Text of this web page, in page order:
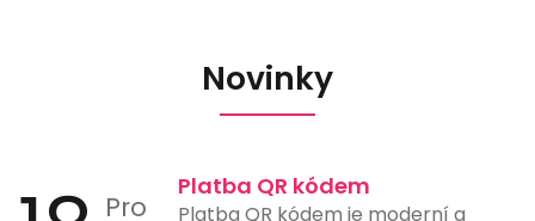
Novinky
Pro
Platba QR kódem
Platba QR kódem je moderní a